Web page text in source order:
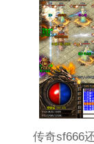
传奇sf666